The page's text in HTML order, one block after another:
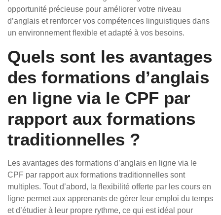
opportunité précieuse pour améliorer votre niveau
d’anglais et renforcer vos compétences linguistiques dans
un environnement flexible et adapté à vos besoins.
Quels sont les avantages
des formations d’anglais
en ligne via le CPF par
rapport aux formations
traditionnelles ?
Les avantages des formations d’anglais en ligne via le
CPF par rapport aux formations traditionnelles sont
multiples. Tout d’abord, la flexibilité offerte par les cours en
ligne permet aux apprenants de gérer leur emploi du temps
et d’étudier à leur propre rythme, ce qui est idéal pour